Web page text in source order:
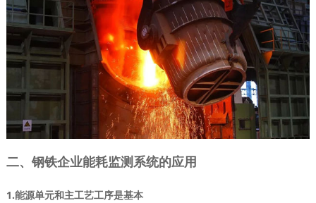
二、钢铁企业能耗监测系统的应用
1.能源单元和主工艺工序是基本